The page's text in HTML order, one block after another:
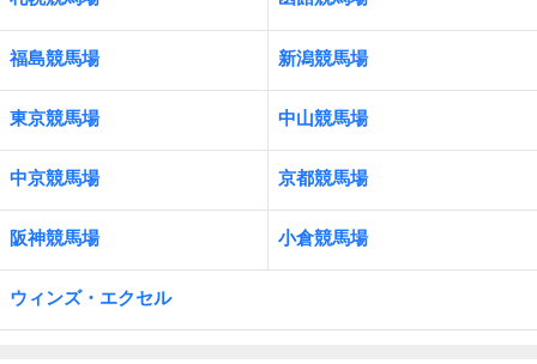
福島競馬場 新潟競馬場
東京競馬場 中山競馬場
中京競馬場 京都競馬場
阪神競馬場 小倉競馬場
ウィンズ・エクセル